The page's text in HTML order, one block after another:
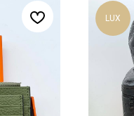
LUX